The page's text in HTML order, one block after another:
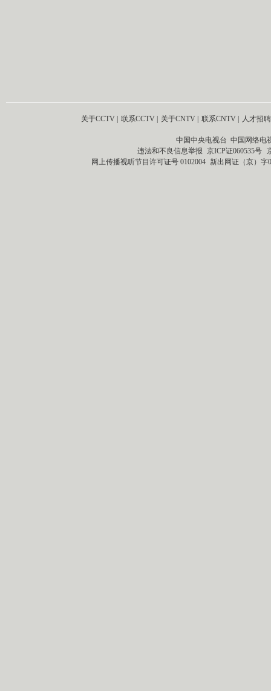
关于CCTV 联系CCTV 关于CNTV 联系CNTV 人才招聘
中国中央电视台 中国网络电
违法和不良信息举报 京ICP证060535号
网上传播视听节目许可证号 0102004 新出网证（京）